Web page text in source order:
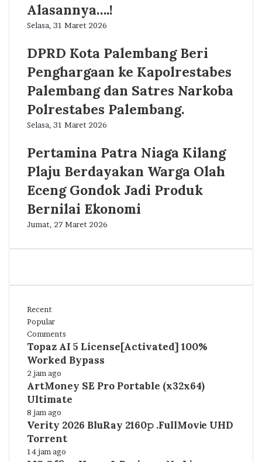
Alasannya….!
Selasa, 31 Maret 2026
DPRD Kota Palembang Beri
Penghargaan ke Kapolrestabes
Palembang dan Satres Narkoba
Polrestabes Palembang.
Selasa, 31 Maret 2026
Pertamina Patra Niaga Kilang
Plaju Berdayakan Warga Olah
Eceng Gondok Jadi Produk
Bernilai Ekonomi
Jumat, 27 Maret 2026
Recent
Popular
Comments
Topaz AI 5 License[Activated] 100%
Worked Bypass
2 jam ago
ArtMoney SE Pro Portable (x32x64)
Ultimate
8 jam ago
Verity 2026 BluRay 2160𝚙 .FullMov𝗂e UHD
Torrent
14 jam ago